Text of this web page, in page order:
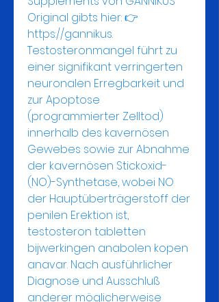
Original gibts hier: 👉
https://gannikus.
Testosteronmangel führt zu
einer signifikant verringerten
neuronalen Erregbarkeit und
zur Apoptose
(programmierter Zelltod)
innerhalb des kavernösen
Gewebes sowie zur Abnahme
der kavernösen Stickoxid-
(NO)-Synthetase, wobei NO
der Hauptüberträgerstoff der
penilen Erektion ist,
testosteron tabletten
bijwerkingen anabolen kopen
anavar. Nach ausführlicher
Diagnose und Ausschluß
anderer möglicherweise